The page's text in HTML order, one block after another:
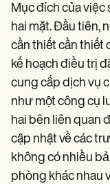
Mục đích của
hai mặt. Đầu tiên,
cần thiết cần thiết
kế hoạch điều trị
cung cấp dịch vụ
như một công cụ
hai bên liên quan
cập nhật về các
không có nhiều
phòng khác nhau